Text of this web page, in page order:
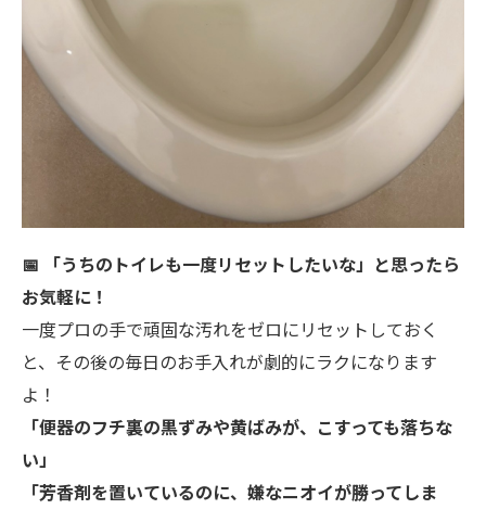
📅 「うちのトイレも一度リセットしたいな」と思ったら
お気軽に！
一度プロの手で頑固な汚れをゼロにリセットしておく
と、その後の毎日のお手入れが劇的にラクになります
よ！
「便器のフチ裏の黒ずみや黄ばみが、こすっても落ちな
い」
「芳香剤を置いているのに、嫌なニオイが勝ってしま